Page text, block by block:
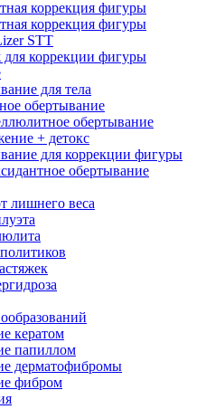
коррекция фигуры
коррекция фигуры
STT
коррекции фигуры
для тела
обертывание
обертывание
+ детокс
для коррекции фигуры
обертывание
лишнего веса
кератом
папиллом
дерматофибромы
фибром